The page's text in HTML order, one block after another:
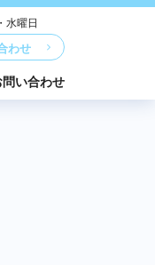
水曜日
わせ
問い合わせ